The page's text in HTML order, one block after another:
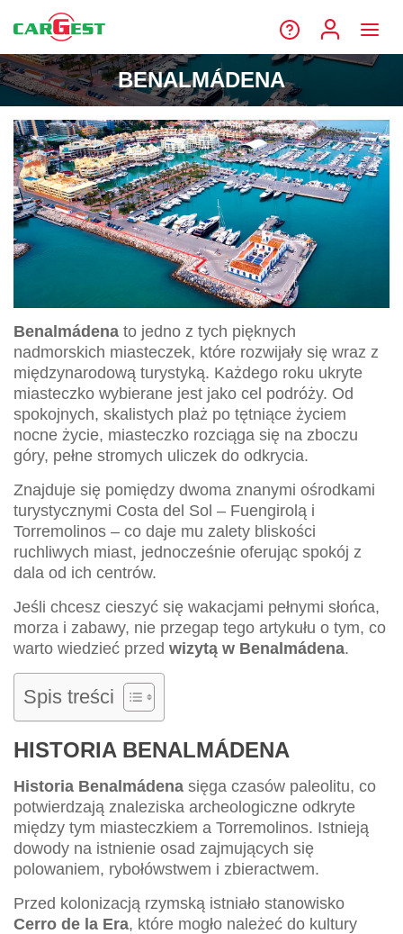
BENALMÁDENA
Benalmádena to jedno z tych pięknych
nadmorskich miasteczek, które rozwijały się wraz z
międzynarodową turystyką. Każdego roku ukryte
miasteczko wybierane jest jako cel podróży. Od
spokojnych, skalistych plaż po tętniące życiem
nocne życie, miasteczko rozciąga się na zboczu
góry, pełne stromych uliczek do odkrycia.
Znajduje się pomiędzy dwoma znanymi ośrodkami
turystycznymi Costa del Sol – Fuengirolą i
Torremolinos – co daje mu zalety bliskości
ruchliwych miast, jednocześnie oferując spokój z
dala od ich centrów.
Jeśli chcesz cieszyć się wakacjami pełnymi słońca,
morza i zabawy, nie przegap tego artykułu o tym, co
warto wiedzieć przed wizytą w Benalmádena.
Spis treści
HISTORIA BENALMÁDENA
Historia Benalmádena sięga czasów paleolitu, co
potwierdzają znaleziska archeologiczne odkryte
między tym miasteczkiem a Torremolinos. Istnieją
dowody na istnienie osad zajmujących się
polowaniem, rybołówstwem i zbieractwem.
Przed kolonizacją rzymską istniało stanowisko
Cerro de la Era, które mogło należeć do kultury